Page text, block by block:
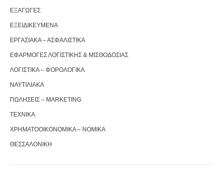
ΕΞΑΓΩΓΕΣ
ΕΞΕΙΔΙΚΕΥΜΕΝΑ
ΕΡΓΑΣΙΑΚΑ – ΑΣΦΑΛΙΣΤΙΚΑ
ΕΦΑΡΜΟΓΕΣ ΛΟΓΙΣΤΙΚΗΣ & ΜΙΣΘΟΔΟΣΙΑΣ
ΛΟΓΙΣΤΙΚΑ – ΦΟΡΟΛΟΓΙΚΑ
ΝΑΥΤΙΛΙΑΚΑ
ΠΩΛΗΣΕΙΣ – MARKETING
ΤΕΧΝΙΚΑ
ΧΡΗΜΑΤΟΟΙΚΟΝΟΜΙΚΑ – ΝΟΜΙΚΑ
ΘΕΣΣΑΛΟΝΙΚΗ